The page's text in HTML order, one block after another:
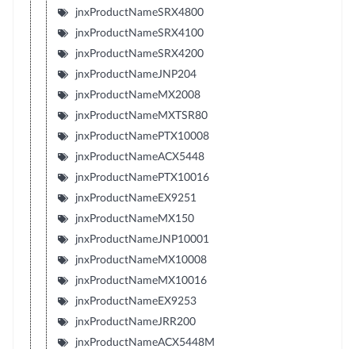
jnxProductNameSRX4800
jnxProductNameSRX4100
jnxProductNameSRX4200
jnxProductNameJNP204
jnxProductNameMX2008
jnxProductNameMXTSR80
jnxProductNamePTX10008
jnxProductNameACX5448
jnxProductNamePTX10016
jnxProductNameEX9251
jnxProductNameMX150
jnxProductNameJNP10001
jnxProductNameMX10008
jnxProductNameMX10016
jnxProductNameEX9253
jnxProductNameJRR200
jnxProductNameACX5448M